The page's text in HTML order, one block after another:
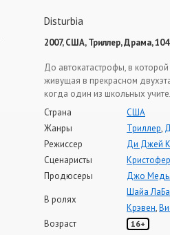
Disturbia
2007, США, Триллер, Драма,
До автокатастрофы, в
живущая в прекрасном
когда один из школьных
Страна
США
Жанры
Триллер,
Режиссер
Ди Джей
Сценаристы
Продюсеры
Джо
В ролях
Шайа
Крэвен,
Возраст
16+